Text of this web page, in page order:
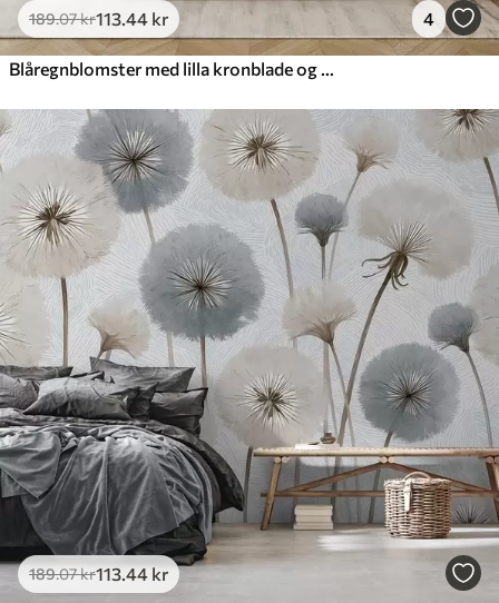
189.07kr113 .44 kr 4
189.07kr113 .44 kr